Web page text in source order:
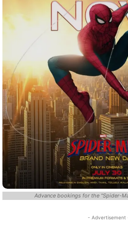
Advance bookings for the "Spider-
- Advertisement